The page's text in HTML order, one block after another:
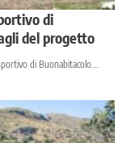
di
del progetto
di Buonabitacolo.…